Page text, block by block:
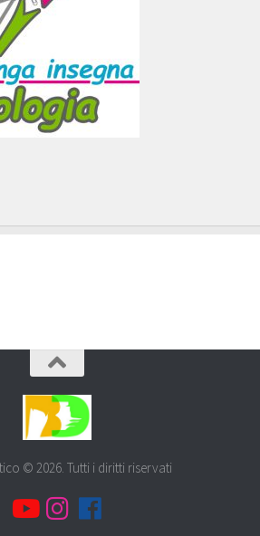
© 2026. Tutti i diritti riservati